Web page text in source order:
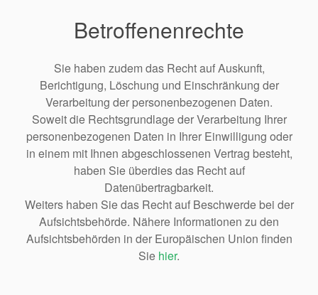
Betroffenenrechte
Sie haben zudem das Recht auf Auskunft,
Berichtigung, Löschung und Einschränkung der
Verarbeitung der personenbezogenen Daten.
Soweit die Rechtsgrundlage der Verarbeitung Ihrer
personenbezogenen Daten in Ihrer Einwilligung oder
in einem mit Ihnen abgeschlossenen Vertrag besteht,
haben Sie überdies das Recht auf
Datenübertragbarkeit.
Weiters haben Sie das Recht auf Beschwerde bei der
Aufsichtsbehörde. Nähere Informationen zu den
Aufsichtsbehörden in der Europäischen Union finden
Sie hier.